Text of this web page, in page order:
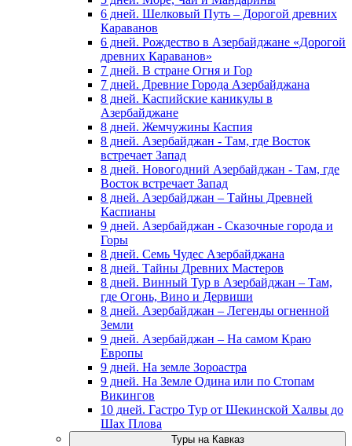
6 дней. Шелковый Путь – Дорогой древних
Караванов
6 дней. Рождество в Азербайджане «Дорогой
древних Караванов»
7 дней. В стране Огня и Гор
7 дней. Древние Города Азербайджана
8 дней. Каспийские каникулы в
Азербайджане
8 дней. Жемчужины Каспия
8 дней. Азербайджан - Там, где Восток
встречает Запад
8 дней. Новогодний Азербайджан - Там, где
Восток встречает Запад
8 дней. Азербайджан – Тайны Древней
Каспианы
9 дней. Азербайджан - Сказочные города и
Горы
8 дней. Семь Чудес Азербайджана
8 дней. Тайны Древних Мастеров
8 дней. Винный Тур в Азербайджан – Там,
где Огонь, Вино и Дервиши
8 дней. Азербайджан – Легенды огненной
Земли
9 дней. Азербайджан – На самом Краю
Европы
9 дней. На земле Зороастра
9 дней. На Земле Одина или по Стопам
Викингов
10 дней. Гастро Тур от Шекинской Халвы до
Шах Плова
Туры на Кавказ